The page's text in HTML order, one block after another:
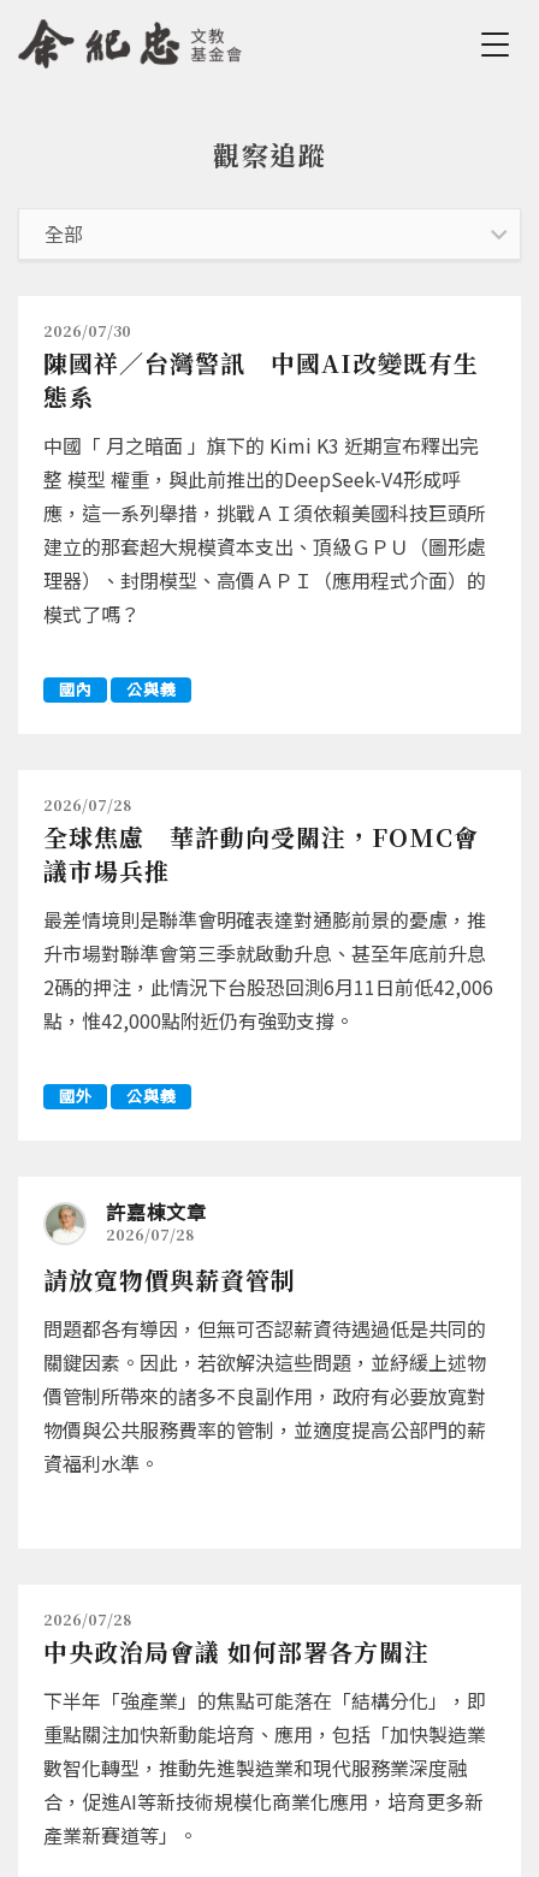
Jump to Navigation
Jump to Main content
觀察追蹤
2026/07/30
陳國祥／台灣警訊 中國AI改變既有生
態系
中國「 月之暗面 」旗下的 Kimi K3 近期宣布釋出完
整 模型 權重，與此前推出的DeepSeek-V4形成呼
應，這一系列舉措，挑戰ＡＩ須依賴美國科技巨頭所
建立的那套超大規模資本支出、頂級ＧＰＵ（圖形處
理器）、封閉模型、高價ＡＰＩ（應用程式介面）的
模式了嗎？
國內 公與義
2026/07/28
全球焦慮 華許動向受關注，FOMC會
議市場兵推
最差情境則是聯準會明確表達對通膨前景的憂慮，推
升市場對聯準會第三季就啟動升息、甚至年底前升息
2碼的押注，此情況下台股恐回測6月11日前低42,006
點，惟42,000點附近仍有強勁支撐。
國外 公與義
許嘉棟文章
2026/07/28
請放寬物價與薪資管制
問題都各有導因，但無可否認薪資待遇過低是共同的
關鍵因素。因此，若欲解決這些問題，並紓緩上述物
價管制所帶來的諸多不良副作用，政府有必要放寬對
物價與公共服務費率的管制，並適度提高公部門的薪
資福利水準。
2026/07/28
中央政治局會議 如何部署各方關注
下半年「強產業」的焦點可能落在「結構分化」，即
重點關注加快新動能培育、應用，包括「加快製造業
數智化轉型，推動先進製造業和現代服務業深度融
合，促進AI等新技術規模化商業化應用，培育更多新
產業新賽道等」。